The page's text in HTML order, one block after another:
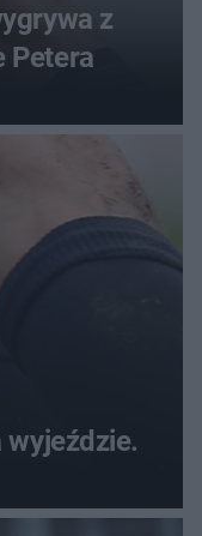
z
Petera
wyjeździe.